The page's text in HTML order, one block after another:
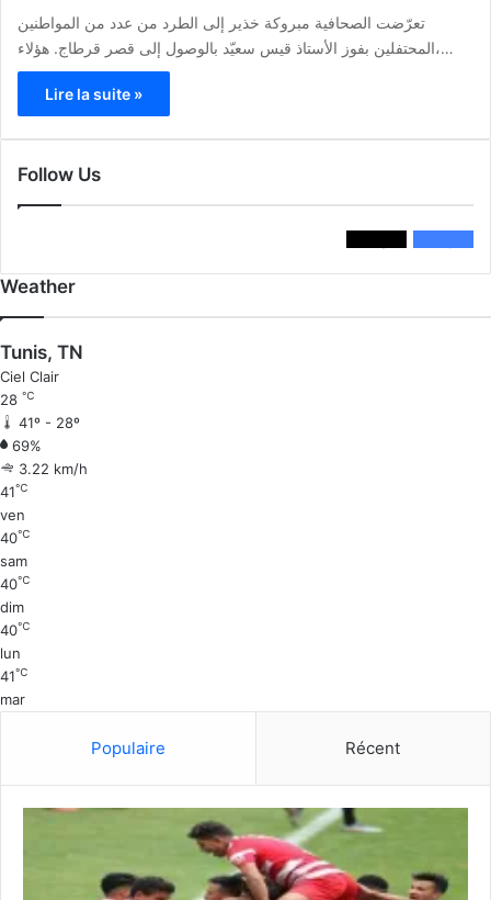
تعرّضت الصحافية مبروكة خذير إلى الطرد من عدد من المواطنين
المحتفلين بفوز الأستاذ قيس سعيّد بالوصول إلى قصر قرطاج. هؤلاء،…
Lire la suite »
Follow Us
Weather
Tunis, TN
Ciel Clair
28 ℃
41º - 28º
69%
3.22 km/h
41℃
ven
40℃
sam
40℃
dim
40℃
lun
41℃
mar
Populaire Récent